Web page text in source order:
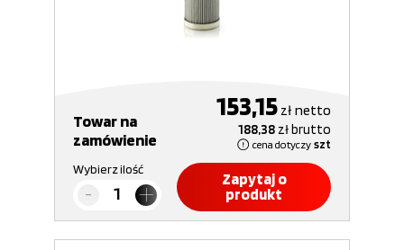
Towar na
zamówienie
153,15 złnetto
188,38 złbrutto
cena dotyczy szt
Wybierz ilość
Zapytaj o
produkt